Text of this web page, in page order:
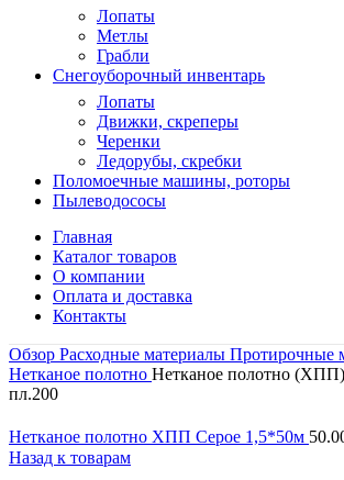
Лопаты
Метлы
Грабли
Снегоуборочный инвентарь
Лопаты
Движки, скреперы
Черенки
Ледорубы, скребки
Поломоечные машины, роторы
Пылеводососы
Главная
Каталог товаров
О компании
Оплата и доставка
Контакты
Обзор Расходные материалы Протирочные
Нетканое полотно Нетканое полотно
пл.200
Нетканое полотно ХПП Серое 1,5*50м
Назад к товарам